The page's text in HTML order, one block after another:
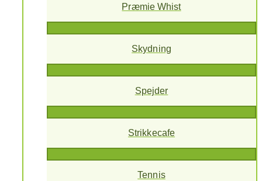
Præmie Whist
Skydning
Spejder
Strikkecafe
Tennis